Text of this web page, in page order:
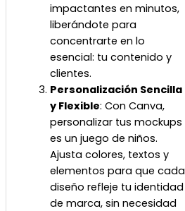
impactantes en minutos,
liberándote para
concentrarte en lo
esencial: tu contenido y
clientes.
Personalización Sencilla
y Flexible: Con Canva,
personalizar tus mockups
es un juego de niños.
Ajusta colores, textos y
elementos para que cada
diseño refleje tu identidad
de marca, sin necesidad